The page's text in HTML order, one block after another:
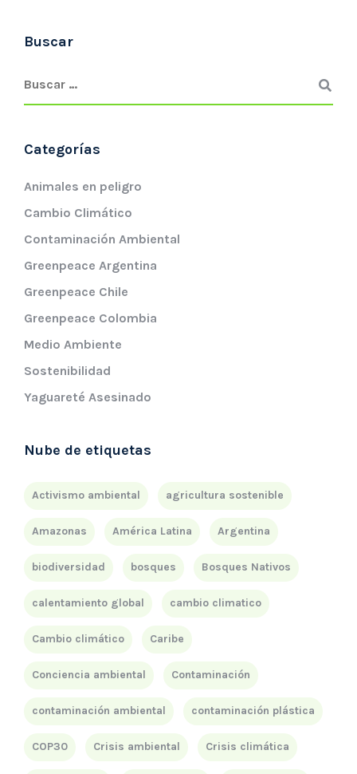
Buscar
Categorías
Animales en peligro
Cambio Climático
Contaminación Ambiental
Greenpeace Argentina
Greenpeace Chile
Greenpeace Colombia
Medio Ambiente
Sostenibilidad
Yaguareté Asesinado
Nube de etiquetas
Activismo ambiental agricultura sostenible
Amazonas América Latina Argentina
biodiversidad bosques Bosques Nativos
calentamiento global cambio climatico
Cambio climático Caribe
Conciencia ambiental Contaminación
contaminación ambiental contaminación plástica
COP30 Crisis ambiental Crisis climática